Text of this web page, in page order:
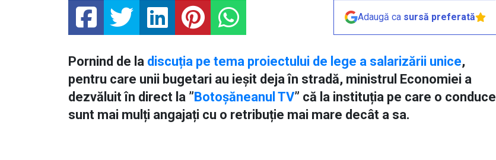
Adaugă ca sursă preferată
Pornind de la discuția pe tema proiectului de lege a salarizării unice,
pentru care unii bugetari au ieșit deja în stradă, ministrul Economiei a
dezvăluit în direct la ” Botoșăneanul TV” că la instituția pe care o conduce
sunt mai mulți angajați cu o retribuție mai mare decât a sa.